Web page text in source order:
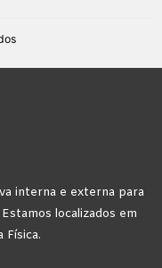
interna e externa para
localizados em
Física.